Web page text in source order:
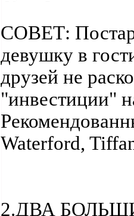
СОВЕТ:
девушку в
друзей не
"инвестиции"
Waterford,
2.ДВА